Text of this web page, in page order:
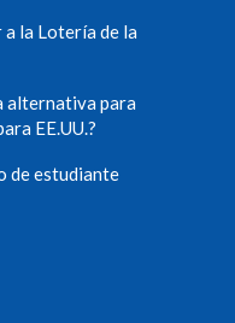
a la Lotería de la
alternativa para
EE.UU.?
de estudiante